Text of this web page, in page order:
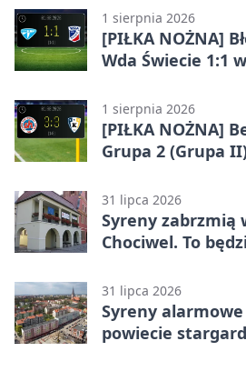
1 sierpnia 2026
[PIŁKA NOŻNA]
Wda Świecie 1:1
1 sierpnia 2026
[PIŁKA NOŻNA]
Grupa 2 (Grupa
Stargard 3:3
31 lipca 2026
Syreny zabrzmią
Chociwel. To
31 lipca 2026
Syreny
powiecie